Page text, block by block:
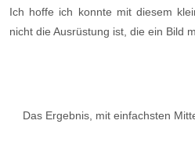
Ich hoffe ich konnte mit diesem
nicht die Ausrüstung ist, die ein Bild
Das Ergebnis, mit einfachsten